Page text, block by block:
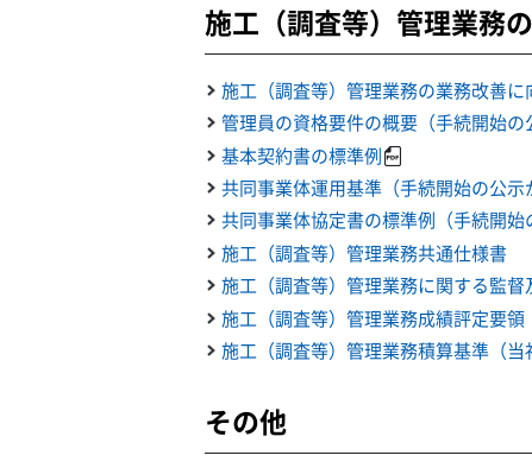
施工（調査等）管理業務
施工（調査等）管理業務の業務改善
管理員の資格要件の概要（手続開始の
基本契約書の標準例
共同事業体運用基準（手続開始の公示
共同事業体協定書の標準例（手続開始
施工（調査等）管理業務共通仕様書
施工（調査等）管理業務に関する監督
施工（調査等）管理業務成績評定要
施工（調査等）管理業務積算基準（当
その他